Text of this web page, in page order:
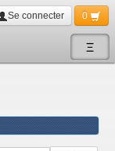
Ξ
Se connecter 0